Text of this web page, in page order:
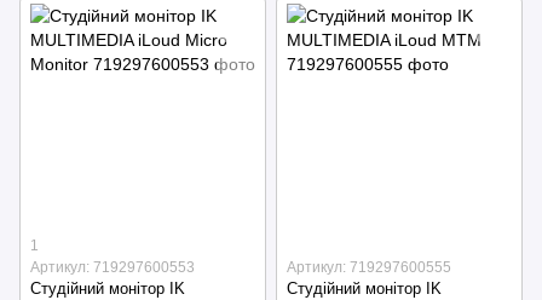
1
Артикул: 719297600553
Студійний монітор IK
Артикул: 719297600555
Студійний монітор IK